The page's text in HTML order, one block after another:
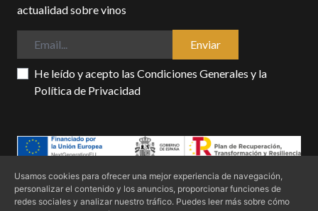
actualidad sobre vinos
Enviar
He leído y acepto las Condiciones Generales y la
Política de Privacidad
Condiciones generalesPolitica de privacidadPolítica de cookies
Usamos cookies para ofrecer una mejor experiencia de navegación,
personalizar el contenido y los anuncios, proporcionar funciones de
redes sociales y analizar nuestro tráfico. Puedes leer más sobre cómo